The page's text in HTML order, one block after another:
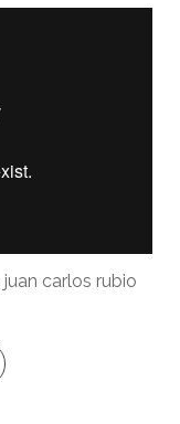
juan carlos rubio